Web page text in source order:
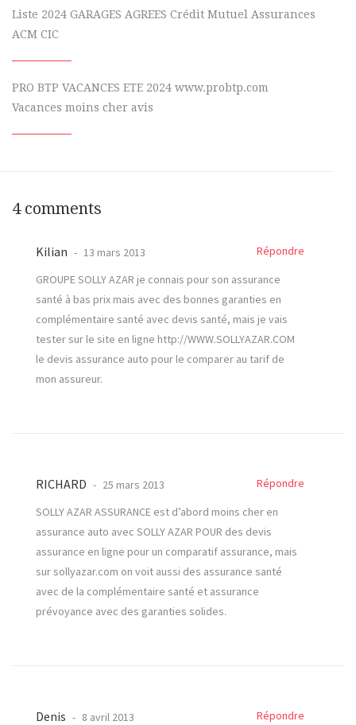
Liste 2024 GARAGES AGREES Crédit Mutuel Assurances
ACM CIC
PRO BTP VACANCES ETE 2024 www.probtp.com
Vacances moins cher avis
4 comments
Kilian 13 mars 2013
Répondre
GROUPE SOLLY AZAR je connais pour son assurance
santé à bas prix mais avec des bonnes garanties en
complémentaire santé avec devis santé, mais je vais
tester sur le site en ligne http://WWW.SOLLYAZAR.COM
le devis assurance auto pour le comparer au tarif de
mon assureur.
RICHARD 25 mars 2013
Répondre
SOLLY AZAR ASSURANCE est d’abord moins cher en
assurance auto avec SOLLY AZAR POUR des devis
assurance en ligne pour un comparatif assurance, mais
sur sollyazar.com on voit aussi des assurance santé
avec de la complémentaire santé et assurance
prévoyance avec des garanties solides.
Denis 8 avril 2013
Répondre